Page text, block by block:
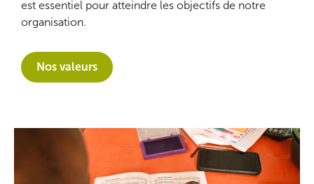
est essentiel pour atteindre les objectifs de notre
organisation.
Nos valeurs